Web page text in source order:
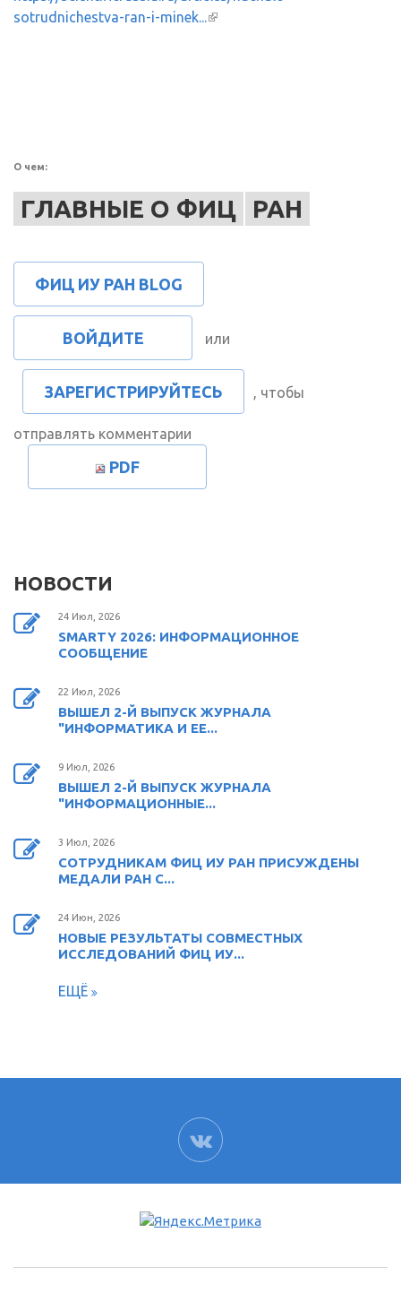
sotrudnichestva-ran-i-minek...(внешняя ссылка)
О чем:
ГЛАВНЫЕ О ФИЦ РАН
ФИЦ ИУ РАН BLOG
ВОЙДИТЕ или
ЗАРЕГИСТРИРУЙТЕСЬ , чтобы
отправлять комментарии
PDF
НОВОСТИ
24 Июл, 2026
SMARTY 2026: ИНФОРМАЦИОННОЕ
СООБЩЕНИЕ
22 Июл, 2026
ВЫШЕЛ 2-Й ВЫПУСК ЖУРНАЛА
"ИНФОРМАТИКА И ЕЕ...
9 Июл, 2026
ВЫШЕЛ 2-Й ВЫПУСК ЖУРНАЛА
"ИНФОРМАЦИОННЫЕ...
3 Июл, 2026
СОТРУДНИКАМ ФИЦ ИУ РАН ПРИСУЖДЕНЫ
МЕДАЛИ РАН С...
24 Июн, 2026
НОВЫЕ РЕЗУЛЬТАТЫ СОВМЕСТНЫХ
ИССЛЕДОВАНИЙ ФИЦ ИУ...
ЕЩЁ
ВК